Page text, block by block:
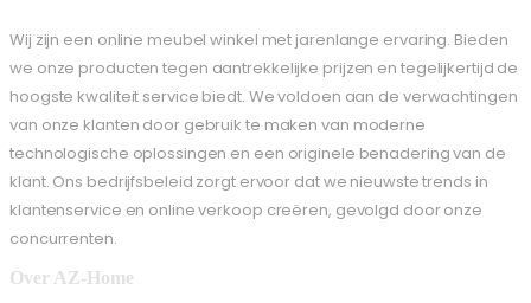
Wij zijn een online meubel winkel met jarenlange ervaring. Bieden
we onze producten tegen aantrekkelijke prijzen en tegelijkertijd de
hoogste kwaliteit service biedt. We voldoen aan de verwachtingen
van onze klanten door gebruik te maken van moderne
technologische oplossingen en een originele benadering van de
klant. Ons bedrijfsbeleid zorgt ervoor dat we nieuwste trends in
klantenservice en online verkoop creëren, gevolgd door onze
concurrenten.
Over AZ-Home